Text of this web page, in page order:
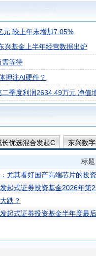
元 较上年末增加7.05%
兴基金上半年经营数据出炉
需等待
押注AI硬件？
季度利润2634.49万元 净值
长优选混合发起C 东兴数
标题
尤其看好国产高端芯片的投
起式证券投资基金2026年第
跌？
起式证券投资基金半年度最